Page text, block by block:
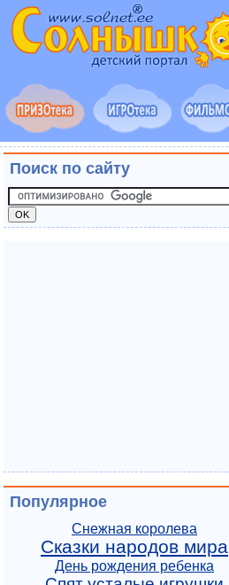
Поиск по сайту
Популярное
Снежная королева
Сказки народов мира
День рождения ребенка